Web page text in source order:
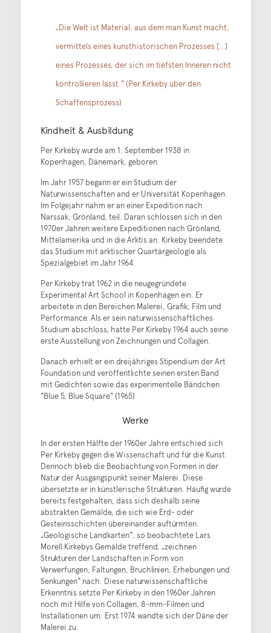
„Die Welt ist Material, aus dem man Kunst macht,
vermittels eines kunsthistorischen Prozesses […]
eines Prozesses, der sich im tiefsten Inneren nicht
kontrollieren lässt.“ (Per Kirkeby über den
Schaffensprozess)
Kindheit & Ausbildung
Per Kirkeby wurde am 1. September 1938 in
Kopenhagen, Dänemark, geboren.
Im Jahr 1957 begann er ein Studium der
Naturwissenschaften and er Universität Kopenhagen.
Im Folgejahr nahm er an einer Expedition nach
Narssak, Grönland, teil. Daran schlossen sich in den
1970er Jahren weitere Expeditionen nach Grönland,
Mittelamerika und in die Arktis an. Kirkeby beendete
das Studium mit arktischer Quartärgeologie als
Spezialgebiet im Jahr 1964.
Per Kirkeby trat 1962 in die neugegründete
Experimental Art School in Kopenhagen ein. Er
arbeitete in den Bereichen Malerei, Grafik, Film und
Performance. Als er sein naturwissenschaftliches
Studium abschloss, hatte Per Kirkeby 1964 auch seine
erste Ausstellung von Zeichnungen und Collagen.
Danach erhielt er ein dreijähriges Stipendium der Art
Foundation und veröffentlichte seinen ersten Band
mit Gedichten sowie das experimentelle Bändchen
"Blue 5, Blue Square" (1965).
Werke
In der ersten Hälfte der 1960er Jahre entschied sich
Per Kirkeby gegen die Wissenschaft und für die Kunst.
Dennoch blieb die Beobachtung von Formen in der
Natur der Ausgangspunkt seiner Malerei. Diese
übersetzte er in künstlerische Strukturen. Häufig wurde
bereits festgehalten, dass sich deshalb seine
abstrakten Gemälde, die sich wie Erd- oder
Gesteinsschichten übereinander auftürmten.
„Geologische Landkarten“, so beobachtete Lars
Morell Kirkebys Gemälde treffend, „zeichnen
Strukturen der Landschaften in Form von
Verwerfungen, Faltungen, Bruchlinien, Erhebungen und
Senkungen“ nach. Diese naturwissenschaftliche
Erkenntnis setzte Per Kirkeby in den 1960er Jahren
noch mit Hilfe von Collagen, 8-mm-Filmen und
Installationen um. Erst 1974 wandte sich der Däne der
Malerei zu.